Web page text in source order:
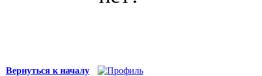
Вернуться к началу